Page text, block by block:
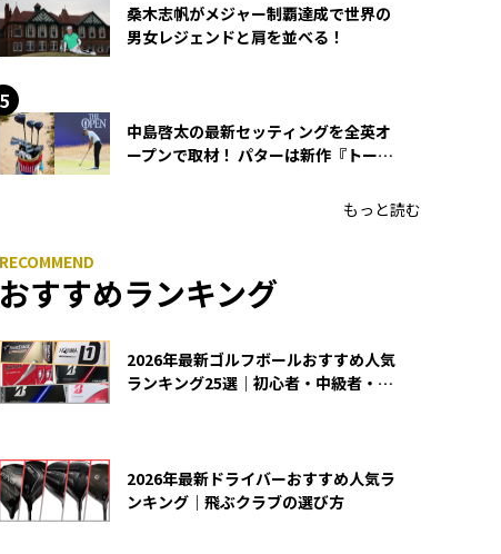
桑木志帆がメジャー制覇達成で世界の
男女レジェンドと肩を並べる！
中島啓太の最新セッティングを全英オ
ープンで取材！ パターは新作『トーチ
もっと読む
おすすめランキング
2026年最新ゴルフボールおすすめ人気
ランキング25選｜初心者・中級者・上
2026年最新ドライバーおすすめ人気ラ
ンキング｜飛ぶクラブの選び方